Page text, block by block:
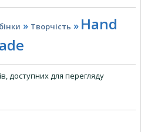
» Творчість » Hand
доступних для перегляду